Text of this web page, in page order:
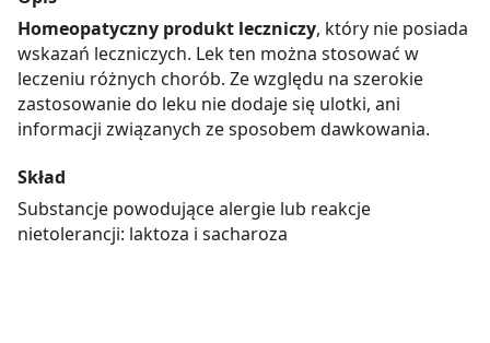
Homeopatyczny produkt leczniczy, który nie posiada
wskazań leczniczych. Lek ten można stosować w
leczeniu różnych chorób. Ze względu na szerokie
zastosowanie do leku nie dodaje się ulotki, ani
informacji związanych ze sposobem dawkowania.
Skład
Substancje powodujące alergie lub reakcje
nietolerancji: laktoza i sacharoza